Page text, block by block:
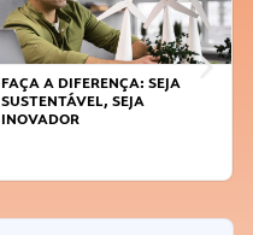
FAÇA A DIFERENÇA: SEJA
SUSTENTÁVEL, SEJA
INOVADOR